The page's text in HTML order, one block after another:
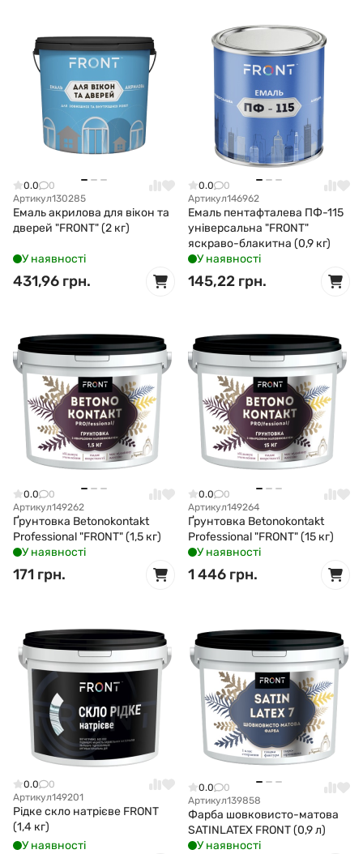
0.0
0
Артикул130285
Емаль акрилова для вікон та
дверей "FRONT" (2 кг)
У наявності
431,96 грн.
0.0
0
Артикул146962
Емаль пентафталева ПФ-115
універсальна "FRONT"
яскраво-блакитна (0,9 кг)
У наявності
145,22 грн.
0.0
0
Артикул149262
Ґрунтовка Betonokontakt
Professional "FRONT" (1,5 кг)
У наявності
171 грн.
0.0
0
Артикул149264
Ґрунтовка Betonokontakt
Professional "FRONT" (15 кг)
У наявності
1 446 грн.
0.0
0
Артикул149201
Рідке скло натрієве FRONT
(1,4 кг)
У наявності
0.0
0
Артикул139858
Фарба шовковисто-матова
SATINLATEX FRONT (0,9 л)
У наявності